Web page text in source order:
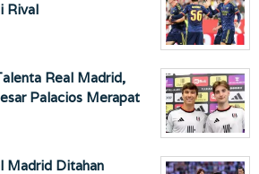
Rival
Real Madrid,
Palacios Merapat
Madrid Ditahan